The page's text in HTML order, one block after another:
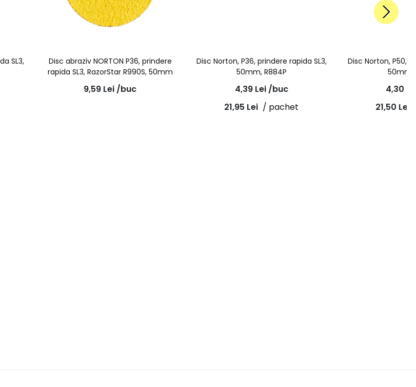
SL3,
Disc abraziv NORTON P36, prindere
rapida SL3, RazorStar R990S, 50mm
9,59 Lei /buc
Disc Norton, P36, prindere rapida SL3,
50mm, R884P
4,39 Lei /buc
21,95 Lei / pachet
Disc Norton, P50,
50mm,
4,30
21,50 Lei